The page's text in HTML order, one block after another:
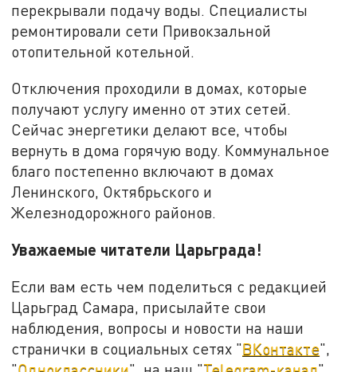
перекрывали подачу воды. Специалисты
ремонтировали сети Привокзальной
отопительной котельной.
Отключения проходили в домах, которые
получают услугу именно от этих сетей.
Сейчас энергетики делают все, чтобы
вернуть в дома горячую воду. Коммунальное
благо постепенно включают в домах
Ленинского, Октябрьского и
Железнодорожного районов.
Уважаемые читатели Царьграда!
Если вам есть чем поделиться с редакцией
Царьград Самара, присылайте свои
наблюдения, вопросы и новости на наши
странички в социальных сетях "ВКонтакте",